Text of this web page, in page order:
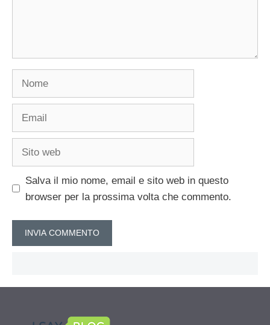
Salva il mio nome, email e sito web in questo
browser per la prossima volta che commento.